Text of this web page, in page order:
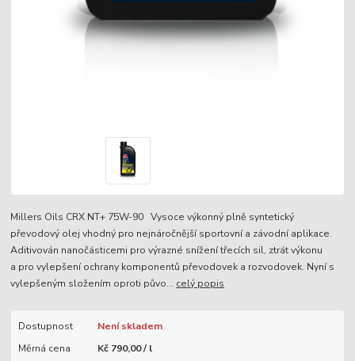
Millers Oils CRX NT+ 75W-90 Vysoce výkonný plně syntetický
převodový olej vhodný pro nejnáročnější sportovní a závodní aplikace.
Aditivován nanočásticemi pro výrazné snížení třecích sil, ztrát výkonu
a pro vylepšení ochrany komponentů převodovek a rozvodovek. Nyní s
vylepšeným složením oproti půvo... celý popis
Dostupnost
Není skladem
Měrná cena
Kč 790,00 / l